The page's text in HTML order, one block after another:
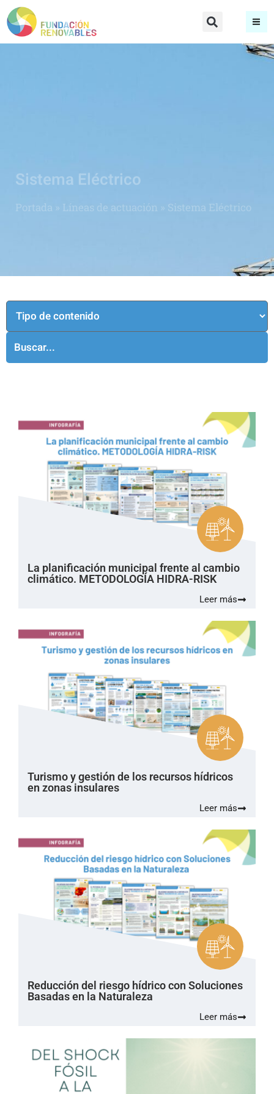
Sistema Eléctrico
Portada » Líneas de actuación » Sistema Eléctrico
La planificación municipal frente al cambio
climático. METODOLOGÍA HIDRA-RISK
Leer más
Turismo y gestión de los recursos hídricos
en zonas insulares
Leer más
Reducción del riesgo hídrico con Soluciones
Basadas en la Naturaleza
Leer más